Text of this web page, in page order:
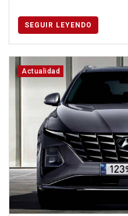
SEGUIR LEYENDO
Actualidad